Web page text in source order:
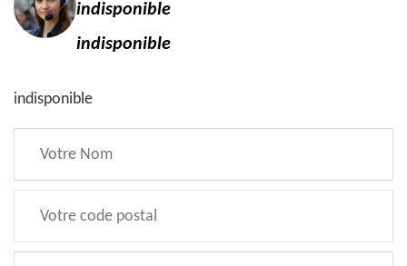
indisponible
indisponible
indisponible